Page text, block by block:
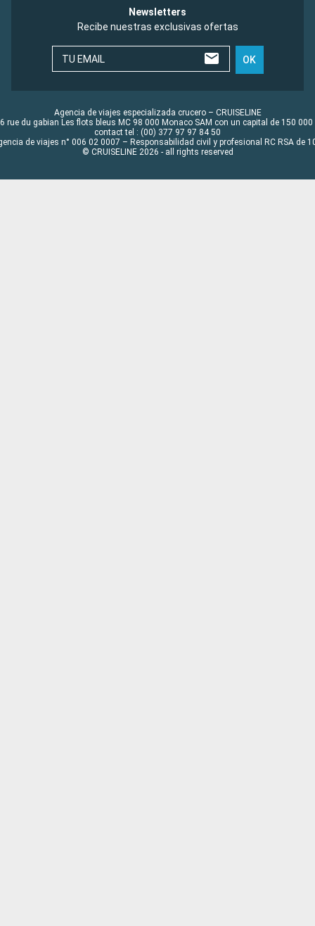
Newsletters
Recibe nuestras exclusivas ofertas
TU EMAIL OK
Agencia de viajes especializada crucero – CRUISELINE
rue du gabian Les flots bleus MC 98 000 Monaco SAM con un capital de 150 000
contact tel : (00) 377 97 97 84 50
de viajes n° 006 02 0007 – Responsabilidad civil y profesional RC RSA de
© CRUISELINE 2026 - all rights reserved